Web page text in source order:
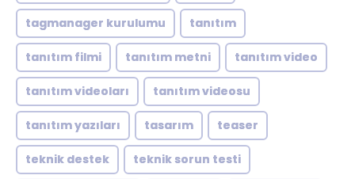
tagmanager kurulumu tanıtım
tanıtım filmi tanıtım metni tanıtım video
tanıtım videoları tanıtım videosu
tanıtım yazıları tasarım teaser
teknik destek teknik sorun testi